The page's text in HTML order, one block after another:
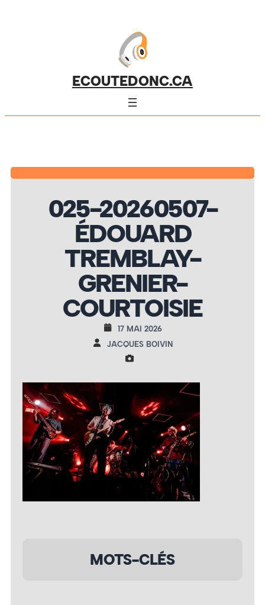
ECOUTEDONC.CA
025-20260507-
ÉDOUARD
TREMBLAY-
GRENIER-
COURTOISIE
17 MAI 2026
JACQUES BOIVIN
MOTS-CLÉS